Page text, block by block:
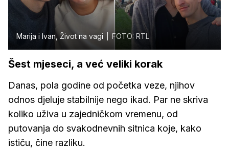
Marija i Ivan, Život na vagi FOTO: RTL
Šest mjeseci, a već veliki korak
Danas, pola godine od početka veze, njihov
odnos djeluje stabilnije nego ikad. Par ne skriva
koliko uživa u zajedničkom vremenu, od
putovanja do svakodnevnih sitnica koje, kako
ističu, čine razliku.